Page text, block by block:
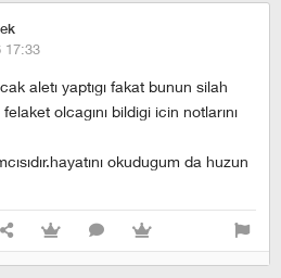
17:33
aletı yaptıgı fakat bunun silah
felaket olcagını bildigi icin notlarını
okudugum da huzun